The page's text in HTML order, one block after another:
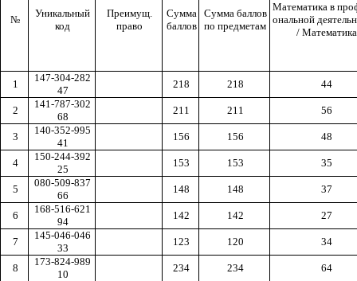
№
Уникальный
код
Преимущ.
право
Сумма
баллов
Сумма баллов
по предметам
Математика в
ональной
/ Математика
1
147-304-282
47
218 218 44
2
141-787-302
68
211 211 56
3
140-352-995
41
156 156 48
4
150-244-392
25
153 153 35
5
080-509-837
66
148 148 37
6
168-516-621
94
142 142 27
7
145-046-046
33
123 120 34
8
173-824-989
10
234 234 64